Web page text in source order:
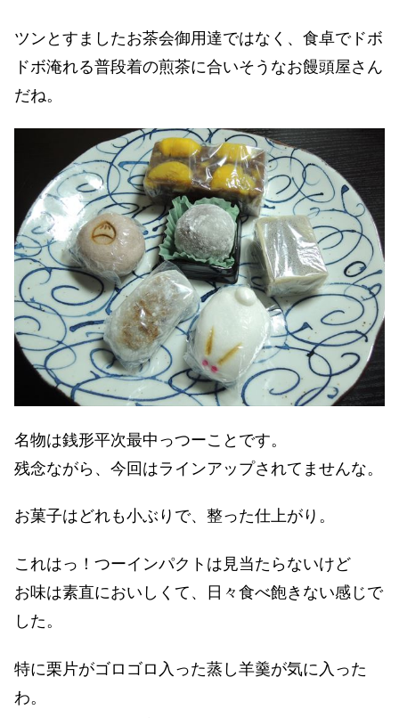
ツンとすましたお茶会御用達ではなく、食卓でドボ
ドボ淹れる普段着の煎茶に合いそうなお饅頭屋さん
だね。
名物は銭形平次最中っつーことです。
残念ながら、今回はラインアップされてませんな。
お菓子はどれも小ぶりで、整った仕上がり。
これはっ！つーインパクトは見当たらないけど
お味は素直においしくて、日々食べ飽きない感じで
した。
特に栗片がゴロゴロ入った蒸し羊羹が気に入った
わ。